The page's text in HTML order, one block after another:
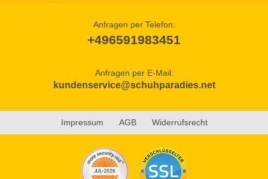
Anfragen per Telefon:
+496591983451
Anfragen per E-Mail:
kundenservice@schuhparadies.net
Impressum AGB Widerrufsrecht